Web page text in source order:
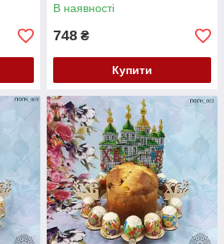
В наявності
748 ₴
Купити